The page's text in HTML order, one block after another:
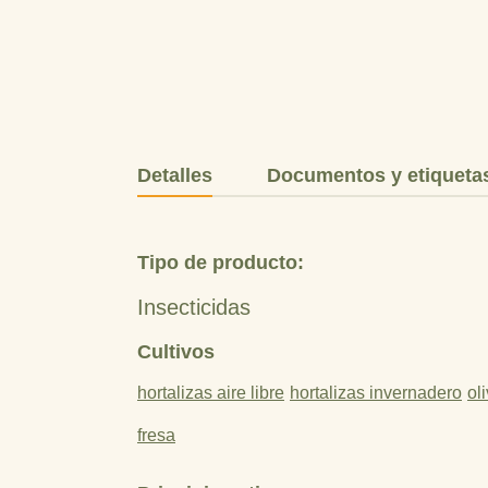
Detalles Documentos y
Tipo de producto:
Insecticidas
Cultivos
hortalizas aire libre hortalizas invernadero
fresa